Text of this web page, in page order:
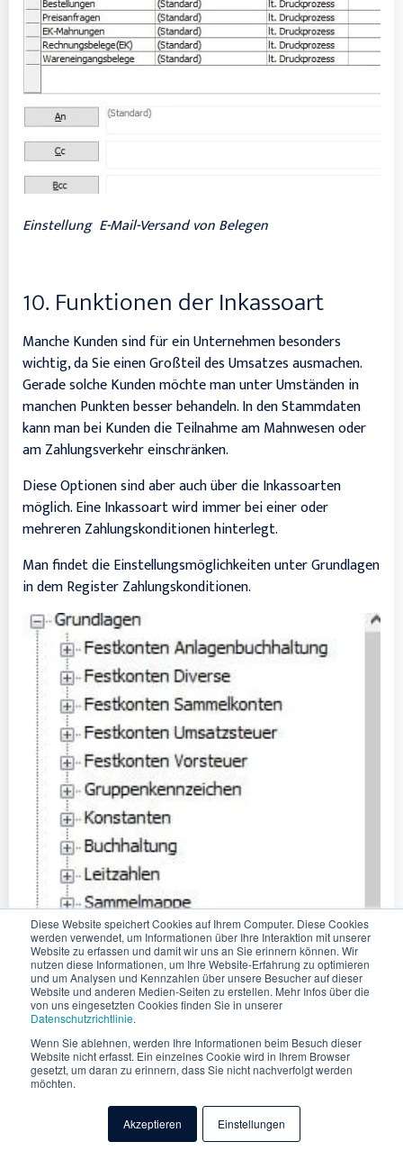
Diese Website speichert Cookies auf Ihrem Computer. Diese Cookies
werden verwendet, um Informationen über Ihre Interaktion mit unserer
Website zu erfassen und damit wir uns an Sie erinnern können. Wir
nutzen diese Informationen, um Ihre Website-Erfahrung zu optimieren
und um Analysen und Kennzahlen über unsere Besucher auf dieser
Website und anderen Medien-Seiten zu erstellen. Mehr Infos über die
von uns eingesetzten Cookies finden Sie in unserer
Datenschutzrichtlinie.
Wenn Sie ablehnen, werden Ihre Informationen beim Besuch dieser
Website nicht erfasst. Ein einzelnes Cookie wird in Ihrem Browser
gesetzt, um daran zu erinnern, dass Sie nicht nachverfolgt werden
möchten.
Akzeptieren Einstellungen
Einstellung E-Mail-Versand von Belegen
10. Funktionen der Inkassoart
Manche Kunden sind für ein Unternehmen besonders
wichtig, da Sie einen Großteil des Umsatzes ausmachen.
Gerade solche Kunden möchte man unter Umständen in
manchen Punkten besser behandeln. In den Stammdaten
kann man bei Kunden die Teilnahme am Mahnwesen oder
am Zahlungsverkehr einschränken.
Diese Optionen sind aber auch über die Inkassoarten
möglich. Eine Inkassoart wird immer bei einer oder
mehreren Zahlungskonditionen hinterlegt.
Man findet die Einstellungsmöglichkeiten unter Grundlagen
in dem Register Zahlungskonditionen.